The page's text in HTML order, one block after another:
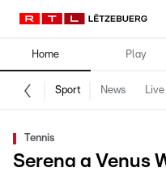
Home Play
Sport News
Tennis
Serena a Venus